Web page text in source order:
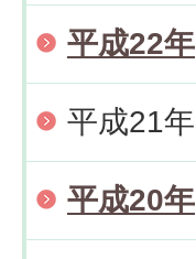
平成22年
平成21年
平成20年